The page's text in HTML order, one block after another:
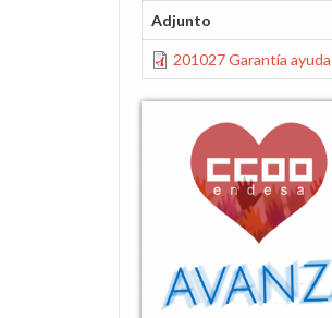
Adjunto
201027 Garantía